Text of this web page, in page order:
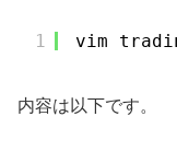
1 vim
内容は以下です。